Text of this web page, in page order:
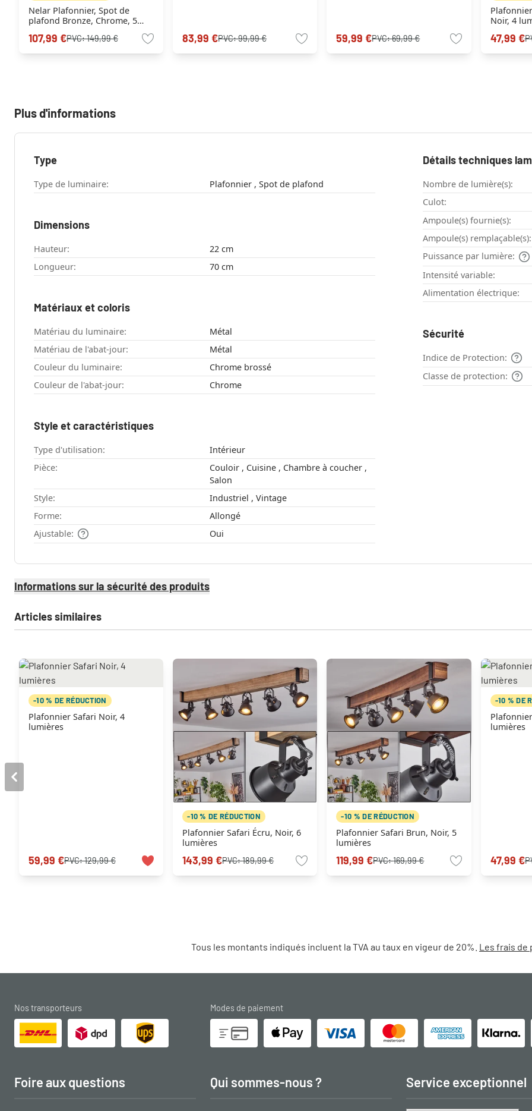
Nelar Plafonnier, Spot de
plafond Bronze, Chrome, 5
107,99 €PVC:149,99 € 83,99 €PVC:99,99 € 59,99 €PVC:69,99 €
Plafonnier Tina Chrome, Écru,
Noir, 4
47,99 €
Plus d'informations
Type
Type de luminaire: Plafonnier , Spot de plafond
Dimensions
Hauteur:
22 cm
Longueur:
70 cm
Matériaux et coloris
Matériau du luminaire:
Métal
Matériau de l'abat-jour:
Métal
Couleur du luminaire:
Chrome brossé
Couleur de l'abat-jour:
Chrome
Style et caractéristiques
Type d'utilisation:
Intérieur
Pièce:
Couloir , Cuisine , Chambre à coucher ,
Salon
Style:
Industriel , Vintage
Forme:
Allongé
Ajustable:
Oui
Détails techniques
Nombre de lumière(s):
Culot:
Ampoule(s) fournie(s):
Ampoule(s) remplaçable(s):
Puissance par lumière:
Intensité variable:
Alimentation électrique:
Sécurité
Indice de Protection:
Classe de protection:
Informations sur la sécurité des produits
Articles similaires
-10 % DE RÉDUCTION
Plafonnier Safari Noir, 4
lumières
59,99 €PVC:129,99 €
-10 % DE RÉDUCTION
Plafonnier Safari Écru, Noir, 6
lumières
143,99 €PVC:189,99 €
-10 % DE RÉDUCTION
Plafonnier Safari Brun, Noir, 5
lumières
119,99 €PVC:169,99 €
-10 % DE
lumières
47,99 €
Tous les montants indiqués incluent la TVA au taux en vigeur de 20%. Les frais de
Nos transporteurs Modes de paiement
Foire aux questions Qui sommes-nous ? Service exceptionnel